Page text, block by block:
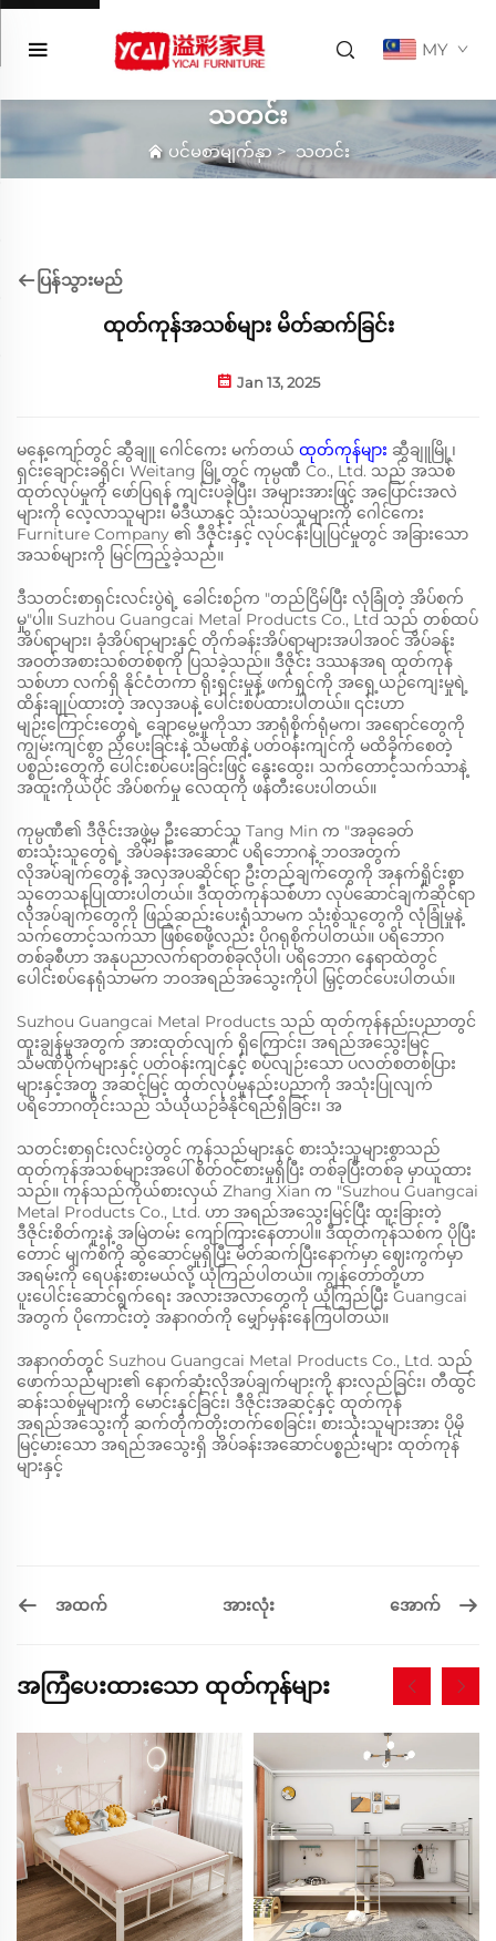
MY
သတင်း
ပင်မစာမျက်နှာ> သတင်း
ပြန်သွားမည်
ထုတ်ကုန်အသစ်များ မိတ်ဆက်ခြင်း
Jan 13, 2025
မနေ့ကျော်တွင် ဆွီချူ ဂေါင်ကေး မက်တယ် ထုတ်ကုန်များ ဆွီချူမြို့၊
ရှင်းချောင်းခရိုင်၊ Weitang မြို့တွင် ကုမ္ပဏီ Co., Ltd. သည် အသစ်
ထုတ်လုပ်မှုကို ဖော်ပြရန် ကျင်းပခဲ့ပြီး၊ အများအားဖြင့် အပြောင်းအလဲ
များကို လေ့လာသူများ၊ မီဒီယာနှင့် သုံးသပ်သူများကို ဂေါင်ကေး
Furniture Company ၏ ဒီဇိုင်းနှင့် လုပ်ငန်းပြုပြင်မှုတွင် အခြားသော
အသစ်များကို မြင်ကြည့်ခဲ့သည်။
ဒီသတင်းစာရှင်းလင်းပွဲရဲ့ ခေါင်းစဉ်က "တည်ငြိမ်ပြီး လုံခြုံတဲ့ အိပ်စက်
မှု"ပါ။ Suzhou Guangcai Metal Products Co., Ltd သည် တစ်ထပ်
အိပ်ရာများ၊ ခုံအိပ်ရာများနှင့် တိုက်ခန်းအိပ်ရာများအပါအဝင် အိပ်ခန်း
အဝတ်အစားသစ်တစ်စုကို ပြသခဲ့သည်။ ဒီဇိုင်း ဒဿနအရ ထုတ်ကုန်
သစ်ဟာ လက်ရှိ နိုင်ငံတကာ ရိုးရှင်းမှုနဲ့ ဖက်ရှင်ကို အရှေ့ယဉ်ကျေးမှုရဲ့
ထိန်းချုပ်ထားတဲ့ အလှအပနဲ့ ပေါင်းစပ်ထားပါတယ်။ ၎င်းဟာ
မျဉ်းကြောင်းတွေရဲ့ ချောမွေ့မှုကိုသာ အာရုံစိုက်ရုံမက၊ အရောင်တွေကို
ကျွမ်းကျင်စွာ ညှိပေးခြင်းနဲ့ သံမဏိနဲ့ ပတ်ဝန်းကျင်ကို မထိခိုက်စေတဲ့
ပစ္စည်းတွေကို ပေါင်းစပ်ပေးခြင်းဖြင့် နွေးထွေး၊ သက်တောင့်သက်သာနဲ့
အထူးကိုယ်ပိုင် အိပ်စက်မှု လေထုကို ဖန်တီးပေးပါတယ်။
ကုမ္ပဏီ၏ ဒီဇိုင်းအဖွဲ့မှ ဦးဆောင်သူ Tang Min က "အခုခေတ်
စားသုံးသူတွေရဲ့ အိပ်ခန်းအဆောင် ပရိဘောဂနဲ့ ဘဝအတွက်
လိုအပ်ချက်တွေနဲ့ အလှအပဆိုင်ရာ ဦးတည်ချက်တွေကို အနက်ရှိုင်းစွာ
သုတေသနပြုထားပါတယ်။ ဒီထုတ်ကုန်သစ်ဟာ လုပ်ဆောင်ချက်ဆိုင်ရာ
လိုအပ်ချက်တွေကို ဖြည့်ဆည်းပေးရုံသာမက သုံးစွဲသူတွေကို လုံခြုံမှုနဲ့
သက်တောင့်သက်သာ ဖြစ်စေဖို့လည်း ပိုဂရုစိုက်ပါတယ်။ ပရိဘောဂ
တစ်ခုစီဟာ အနုပညာလက်ရာတစ်ခုလိုပါ၊ ပရိဘောဂ နေရာထဲတွင်
ပေါင်းစပ်နေရုံသာမက ဘဝအရည်အသွေးကိုပါ မြှင့်တင်ပေးပါတယ်။
Suzhou Guangcai Metal Products သည် ထုတ်ကုန်နည်းပညာတွင်
ထူးချွန်မှုအတွက် အားထုတ်လျက် ရှိကြောင်း၊ အရည်အသွေးမြင့်
သံမဏိပိုက်များနှင့် ပတ်ဝန်းကျင်နှင့် စပ်လျဉ်းသော ပလတ်စတစ်ပြား
များနှင့်အတူ အဆင့်မြင့် ထုတ်လုပ်မှုနည်းပညာကို အသုံးပြုလျက်
ပရိဘောဂတိုင်းသည် သံယိုယဉ်ခံနိုင်ရည်ရှိခြင်း၊ အ
သတင်းစာရှင်းလင်းပွဲတွင် ကုန်သည်များနှင့် စားသုံးသူများစွာသည်
ထုတ်ကုန်အသစ်များအပေါ် စိတ်ဝင်စားမှုရှိပြီး တစ်ခုပြီးတစ်ခု မှာယူထား
သည်။ ကုန်သည်ကိုယ်စားလှယ် Zhang Xian က "Suzhou Guangcai
Metal Products Co., Ltd. ဟာ အရည်အသွေးမြင့်ပြီး ထူးခြားတဲ့
ဒီဇိုင်းစိတ်ကူးနဲ့ အမြဲတမ်း ကျော်ကြားနေတာပါ။ ဒီထုတ်ကုန်သစ်က ပိုပြီး
တောင် မျက်စိကို ဆွဲဆောင်မှုရှိပြီး မိတ်ဆက်ပြီးနောက်မှာ ဈေးကွက်မှာ
အရမ်းကို ရေပန်းစားမယ်လို့ ယုံကြည်ပါတယ်။ ကျွန်တော်တို့ဟာ
ပူးပေါင်းဆောင်ရွက်ရေး အလားအလာတွေကို ယုံကြည်ပြီး Guangcai
အတွက် ပိုကောင်းတဲ့ အနာဂတ်ကို မျှော်မှန်းနေကြပါတယ်။
အနာဂတ်တွင် Suzhou Guangcai Metal Products Co., Ltd. သည်
ဖောက်သည်များ၏ နောက်ဆုံးလိုအပ်ချက်များကို နားလည်ခြင်း၊ တီထွင်
ဆန်းသစ်မှုများကို မောင်းနှင်ခြင်း၊ ဒီဇိုင်းအဆင့်နှင့် ထုတ်ကုန်
အရည်အသွေးကို ဆက်တိုက်တိုးတက်စေခြင်း၊ စားသုံးသူများအား ပိုမို
မြင့်မားသော အရည်အသွေးရှိ အိပ်ခန်းအဆောင်ပစ္စည်းများ ထုတ်ကုန်
များနှင့်
အထက် အားလုံး အောက်
အကြံပေးထားသော ထုတ်ကုန်များ